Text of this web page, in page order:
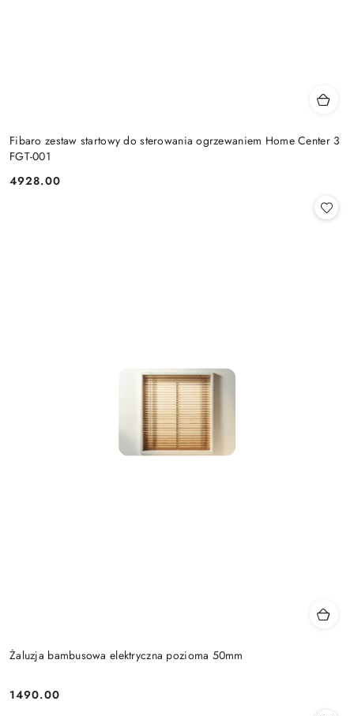
Fibaro zestaw startowy do sterowania ogrzewaniem Home Center 3
FGT-001
Cena:
4928.00
Żaluzja bambusowa elektryczna pozioma 50mm
Cena:
1490.00